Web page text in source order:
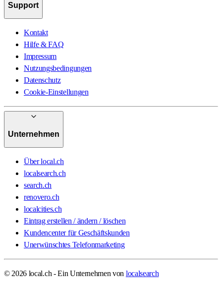
Support
Kontakt
Hilfe & FAQ
Impressum
Nutzungsbedingungen
Datenschutz
Cookie-Einstellungen
Unternehmen
Über local.ch
localsearch.ch
search.ch
renovero.ch
localcities.ch
Eintrag erstellen / ändern / löschen
Kundencenter für Geschäftskunden
Unerwünschtes Telefonmarketing
© 2026 local.ch - Ein Unternehmen von localsearch